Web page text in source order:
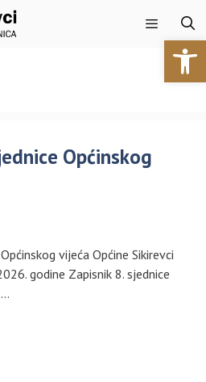
Izbornik
Općinskog
vijeća Općine Sikirevci
godine Zapisnik 8. sjednice